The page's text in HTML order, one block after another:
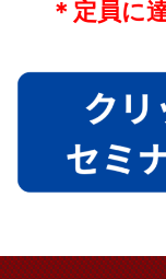
＊定員に